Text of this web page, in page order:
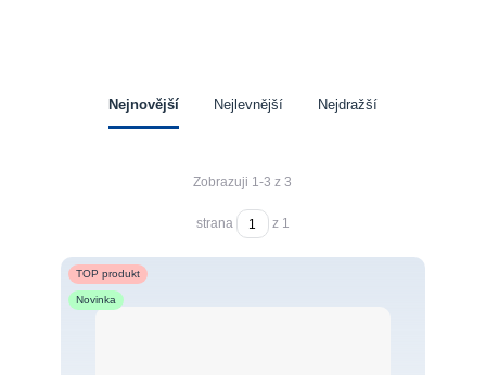
Nejnovější Nejlevnější Nejdražší
Zobrazuji 1-3 z 3
strana z 1
TOP produkt
Novinka